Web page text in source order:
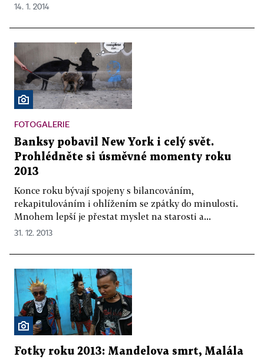
14. 1. 2014
FOTOGALERIE
Banksy pobavil New York i celý svět.
Prohlédněte si úsměvné momenty roku
2013
Konce roku bývají spojeny s bilancováním,
rekapitulováním i ohlížením se zpátky do minulosti.
Mnohem lepší je přestat myslet na starosti a...
31. 12. 2013
Fotky roku 2013: Mandelova smrt, Malála